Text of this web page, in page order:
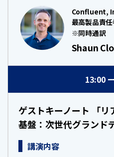
Confluent,
最高製品責任
※同時通訳
Shaun
13:00
ゲストキーノート 「リ
基盤：次世代グランド
講演内容